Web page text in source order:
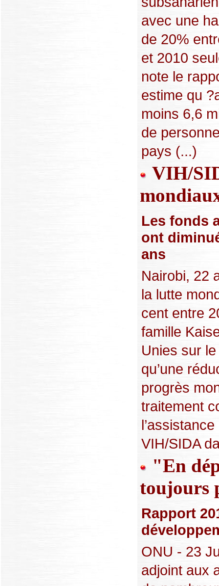
avec une
de 20%
et 2010
note le
estime qu
moins 6,6
de
pays (...)
VIH/
Les fonds
ont
ans
Nairobi, 22
la lutte
cent entre
famille
Unies sur
qu’une
progrès
traitement
VIH/SIDA
"En
toujours
Rapport
ONU - 23
adjoint aux